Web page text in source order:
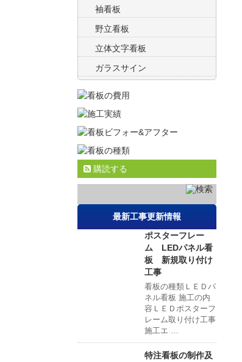
袖看板
野立看板
立体文字看板
ガラスサイン
購読する
最新工事更新情報
ポスターフレー
ム LEDパネル看
板 新規取り付け
工事
看板の種類ＬＥＤパ
ネル看板 施工の内
容ＬＥＤポスターフ
レーム取り付け工事
施工エ …
特注看板の制作及